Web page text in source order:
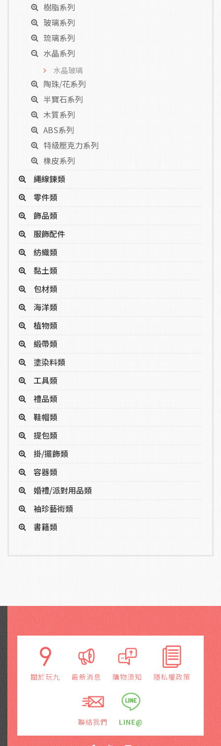
樹脂系列
玻璃系列
琉璃系列
水晶系列
水晶玻璃
陶珠/花系列
半寶石系列
木質系列
ABS系列
特級壓克力系列
橡皮系列
繩線鍊類
零件類
飾品類
服飾配件
紡織類
黏土類
包材類
海洋類
植物類
緞帶類
塗染料類
工具類
禮品類
鞋帽類
提包類
掛/擺飾類
容器類
婚禮/派對用品類
袖珍藝術類
書籍類
關於玩九 最新消息 購物須知 隱私權政策
聯絡我們 LINE@